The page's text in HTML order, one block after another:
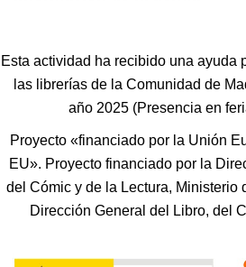
Esta actividad ha recibido una ayuda
las librerías de la Comunidad de
año 2025 (Presencia en
Proyecto «financiado por la Unión
EU». Proyecto financiado por la
del Cómic y de la Lectura, Ministerio
Dirección General del Libro, del